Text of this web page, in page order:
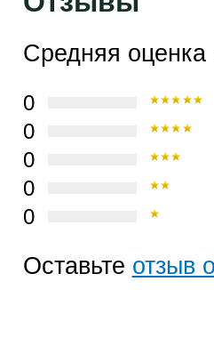
Средняя оценка
0
0
0
0
0
Оставьте отзыв